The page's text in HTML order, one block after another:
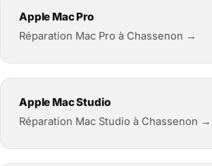
Apple Mac Pro
Réparation Mac Pro à Chassenon →
Apple Mac Studio
Réparation Mac Studio à Chassenon →